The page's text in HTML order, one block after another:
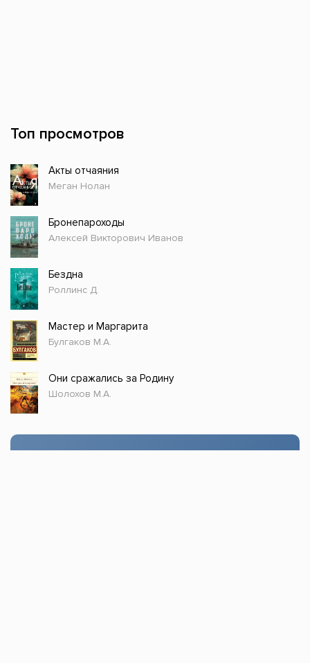
Топ просмотров
Акты отчаяния
Меган Нолан
Бронепароходы
Алексей Викторович Иванов
Бездна
Роллинс Д.
Мастер и Маргарита
Булгаков М.А.
Они сражались за Родину
Шолохов М.А.